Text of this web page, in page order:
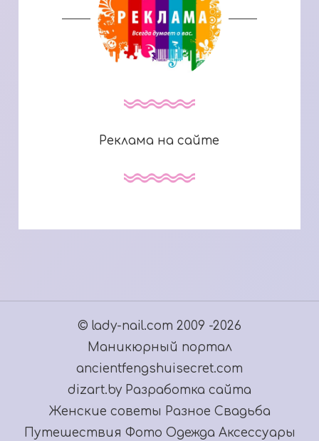
Реклама на сайте
© lady-nail.com 2009 -2026
Маникюрный портал
ancientfengshuisecret.com
dizart.by Разработка сайта
Женские советы Разное Свадьба
Путешествия Фото Одежда Аксессуары